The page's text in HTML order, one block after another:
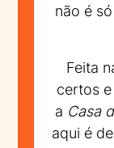
não é
Feita
certos
a Casa
aqui é